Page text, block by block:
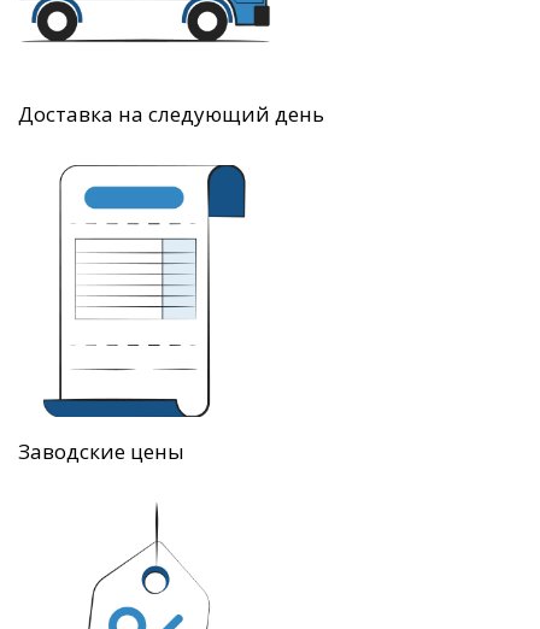
Доставка на следующий день
Заводские цены